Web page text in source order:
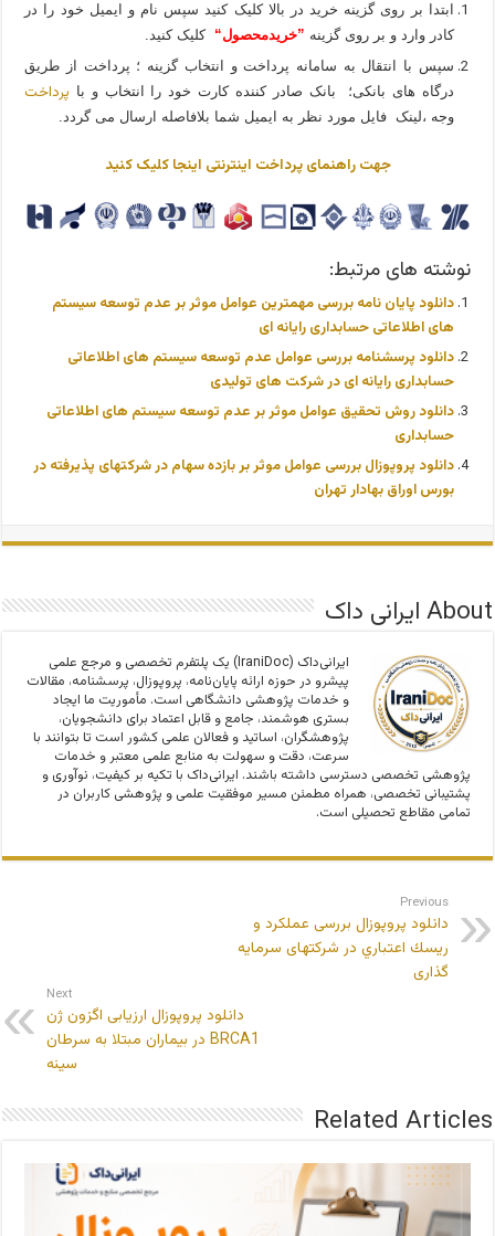
ابتدا بر روی گزینه خرید در بالا کلیک کنید سپس نام و ایمیل خود را در
کادر وارد و بر روی گزینه ”خریدمحصول“
کلیک کنید.
سپس با انتقال به سامانه پرداخت و انتخاب گزینه ؛ پرداخت از طریق
درگاه های بانکی؛ بانک صادر کننده کارت خود را انتخاب و با پرداخت
وجه ،لینک فایل مورد نظر به ایمیل شما بلافاصله ارسال می گردد.
جهت راهنمای پرداخت اینترنتی اینجا کلیک کنید
نوشته های مرتبط:
دانلود پایان نامه بررسی مهمترین عوامل موثر بر عدم توسعه سیستم
های اطلاعاتی حسابداری رایانه ای
دانلود پرسشنامه بررسی عوامل عدم توسعه سیستم های اطلاعاتی
حسابداری رایانه ای در شرکت های تولیدی
دانلود روش تحقیق عوامل موثر بر عدم توسعه سیستم های اطلاعاتی
حسابداری
دانلود پروپوزال بررسی عوامل موثر بر بازده سهام در شرکتهای پذیرفته در
بورس اوراق بهادار تهران
About ایرانی داک
ایرانی‌داک (IraniDoc) یک پلتفرم تخصصی و مرجع علمی
پیشرو در حوزه ارائه پایان‌نامه، پروپوزال، پرسشنامه، مقالات
و خدمات پژوهشی دانشگاهی است. مأموریت ما ایجاد
بستری هوشمند، جامع و قابل اعتماد برای دانشجویان،
پژوهشگران، اساتید و فعالان علمی کشور است تا بتوانند با
سرعت، دقت و سهولت به منابع علمی معتبر و خدمات
پژوهشی تخصصی دسترسی داشته باشند. ایرانی‌داک با تکیه بر کیفیت، نوآوری و
پشتیبانی تخصصی، همراه مطمئن مسیر موفقیت علمی و پژوهشی کاربران در
تمامی مقاطع تحصیلی است.
Previous
دانلود پروپوزال بررسی عملكرد و
ريسك اعتباري در شرکتهای سرمایه
گذاری
Next
دانلود پروپوزال ارزیابی اگزون ژن
BRCA1 در بیماران مبتلا به سرطان
سینه
Related Articles